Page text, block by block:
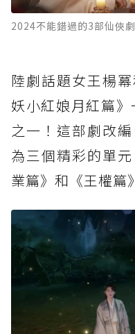
2024不能錯過的3部仙俠
陸劇話題女王楊
妖小紅娘月紅篇
之一！這部劇改
為三個精彩的單
業篇》和《王權篇